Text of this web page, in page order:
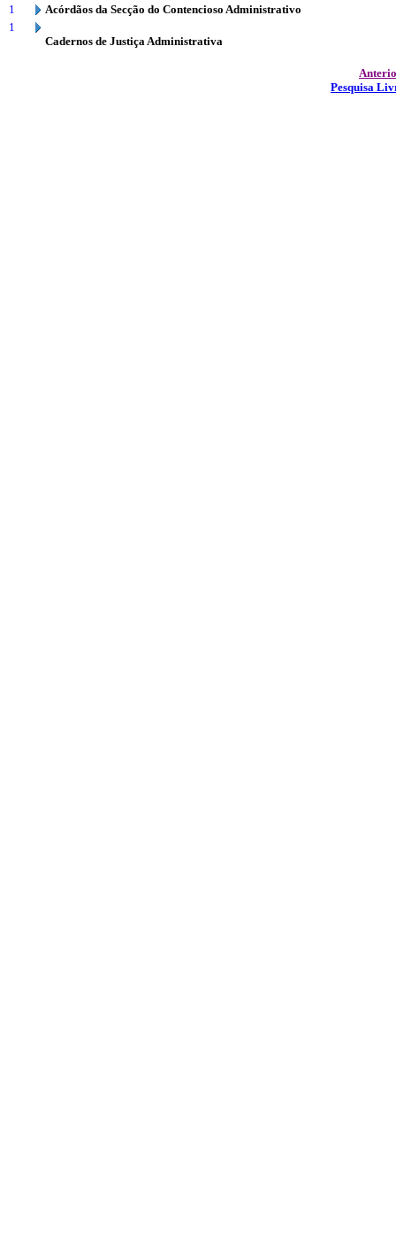
1
Acórdãos da Secção do Contencioso Administrativo
1
Cadernos de Justiça Administrativa
Pesquisa